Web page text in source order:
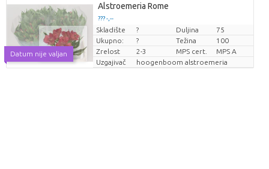
Datum nije valjan
Alstroemeria Rome
??? -,--
Cijena po komadu
Skladište ? Duljina
75
Ukupno:
? Težina
100
Zrelost
2-3 MPS cert.
MPS A
Uzgajivač
hoogenboom alstroemeria